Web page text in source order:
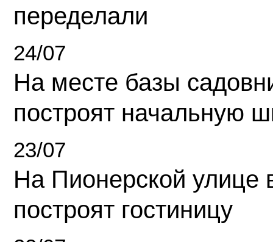
переделали
24/07
На месте базы
построят начальную
23/07
На Пионерской улице
построят гостиницу